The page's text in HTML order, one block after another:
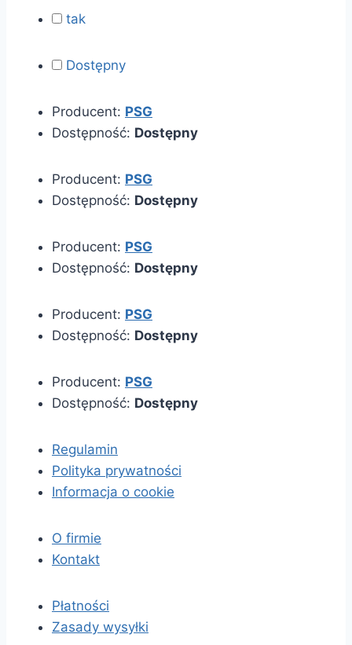
tak
Dostępny
Producent: PSG
Dostępność: Dostępny
Producent: PSG
Dostępność: Dostępny
Producent: PSG
Dostępność: Dostępny
Producent: PSG
Dostępność: Dostępny
Producent: PSG
Dostępność: Dostępny
Regulamin
Polityka prywatności
Informacja o cookie
O firmie
Kontakt
Płatności
Zasady wysyłki